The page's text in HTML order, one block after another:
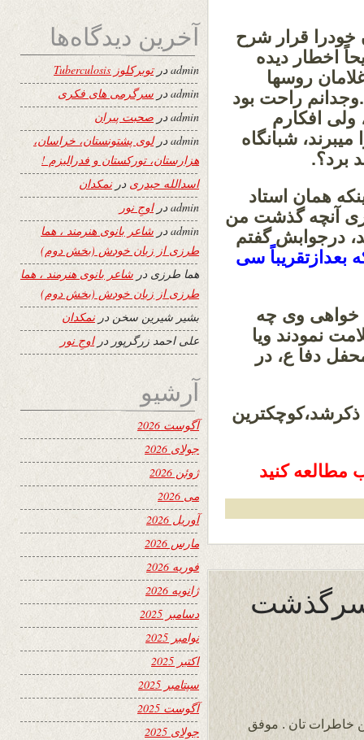
قرار شرح
اخطار دیده
روسها
راحت بود
ولی افکارم
شبانگاه
برد؟.
همان استاد
آنچه گذشت من
درجوابش گفتم
سی
خواهی وی چه
نمودند ویا
دفا ع، در
کنید
سرگذشت
خاطرات تان . موفق
آخرین دیدگاه‌ها
adminدرتوبرکلوز Tuberculosis
admin در سرگرمی های فکری
admin در صحبت پیران
adminدرلوی پشتونستان، خراسان،
هزارستان، تورکستان و فدرالیزم !
اسدالله حیدری درنمکدان
adminدراوجِ نور
adminدر شاعر بانوی هنرمند ، هما
طرزی از زبان خودش (بخش دوم)
هما طرزی در شاعر بانوی هنرمند ، هما
طرزی از زبان خودش (بخش دوم)
بشیر شیرین سخن درنمکدان
علی احمد زرگرپور دراوجِ نور
آرشیو
آگوست 2026
جولای 2026
ژوئن 2026
می 2026
آوریل 2026
مارس 2026
فوریه 2026
ژانویه 2026
دسامبر 2025
نوامبر 2025
اکتبر 2025
سپتامبر 2025
آگوست 2025
جولای 2025